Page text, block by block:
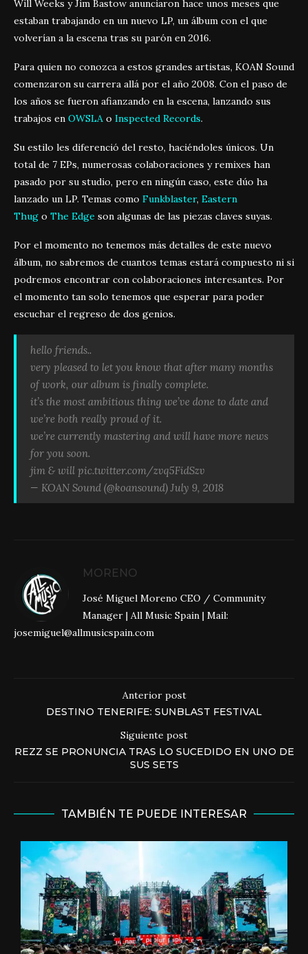
Will Weeks y Jim Bastow anunciaron hace unos meses que
estaban trabajando en un nuevo LP, un álbum con el que
volverían a la escena tras su parón en 2016.
Para quien no conozca a estos grandes artistas, KOAN Sound
comenzaron su carrera allá por el año 2008. Con el paso de
los años se fueron afianzando en la escena, lanzando sus
trabajos en OWSLA o Inspected Records.
Su estilo les diferenció del resto, haciéndoles únicos. Un
total de 7 EPs, numerosas colaboraciones y remixes han
pasado por su studio, pero en ningún caso, este dúo ha
lanzado un LP. Temas como Funkblaster, Eastern
Thug o The Edge son algunas de las piezas claves suyas.
Por el momento no tenemos más detalles de este nuevo
álbum, no sabremos de cuantos temas estará compuesto ni si
podremos encontrar con colaboraciones interesantes. Por
el momento tan solo tenemos que esperar para poder
escuchar el regreso de dos genios.
hello friends..
very pleased to let you know that after many months
of work, our album is finally complete.
it’s the most ambitious thing we’ve done to date and
we’re both really proud of it.
we’re currently mastering and will have more news
for you soon.
jim & will pic.twitter.com/zvq5FidSzv
— KOAN Sound (@koansound) July 9, 2018
MORENO
José Miguel Moreno CEO / Community
Manager | All Music Spain | Mail:
josemiguel@allmusicspain.com
Anterior post
DESTINO TENERIFE: SUNBLAST FESTIVAL
Siguiente post
REZZ SE PRONUNCIA TRAS LO SUCEDIDO EN UNO DE
SUS SETS
TAMBIÉN TE PUEDE INTERESAR